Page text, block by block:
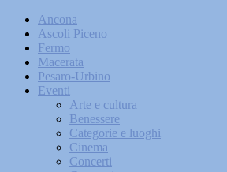
Ancona
Ascoli Piceno
Fermo
Macerata
Pesaro-Urbino
Eventi
Arte e cultura
Benessere
Categorie e luoghi
Cinema
Concerti